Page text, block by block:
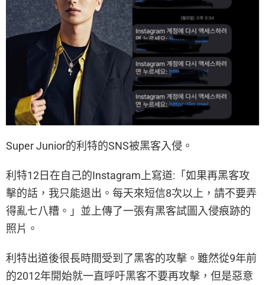
Super Junior的利特的SNS被黑客入侵。
利特12日在自己的Instagram上寫道:「如果再黑客攻
擊的話，我只能退出。每天來短信8次以上，請不要弄
得亂七八糟。」並上傳了一張有黑客試圖入侵痕跡的
照片。
利特出道後很長時間受到了黑客的攻擊。雖然從9年前
的2012年開始就一直呼吁黑客不要再攻擊，但是惡意